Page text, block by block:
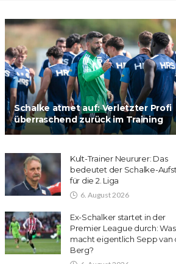
Schalke atmet auf: Verletzter Profi
überraschend zurück im Training
Kult-Trainer Neururer: Das
bedeutet der Schalke-
für die 2. Liga
6. August 2026
Ex-Schalker startet in der
Premier League durch: Was
macht eigentlich Sepp van
Berg?